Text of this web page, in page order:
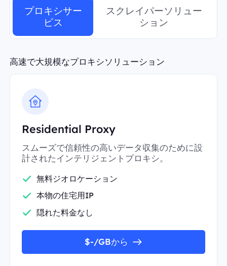
プロキシサー
ビス
スクレイパーソリュー
ション
高速で大規模なプロキシソリューション
Residential Proxy
スムーズで信頼性の高いデータ収集のために設
計されたインテリジェントプロキシ。
無料ジオロケーション
本物の住宅用IP
隠れた料金なし
$-/GBから